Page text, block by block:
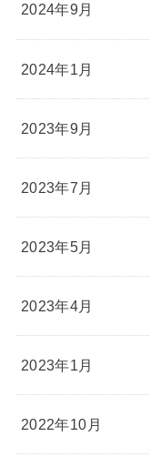
2024年9月
2024年1月
2023年9月
2023年7月
2023年5月
2023年4月
2023年1月
2022年10月